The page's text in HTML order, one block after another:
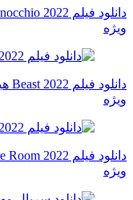
دانلود فیلم Pinocchio 2022 پینوکیو
ویژه
دانلود فیلم Beast 2022 هیولا
ویژه
دانلود فیلم Wire Room 2022 اتاق شنود
ویژه